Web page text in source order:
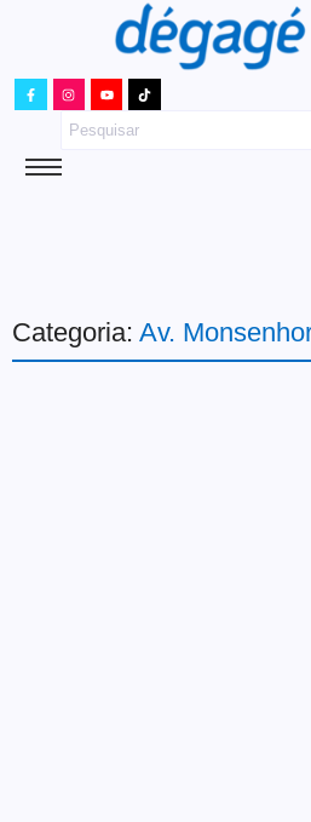
Categoria: Av.